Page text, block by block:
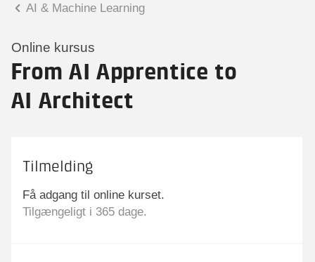
AI & Machine Learning
Online kursus
From AI Apprentice to
AI Architect
Tilmelding
Få adgang til online kurset.
Tilgængeligt i 365 dage.
Tobias Bladt Haarder